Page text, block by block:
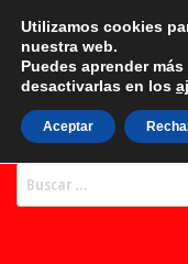
Saltar
contenido
Categorías
Utilizamos cookies
nuestra web.
Puedes aprender
desactivarlas en los
Aceptar